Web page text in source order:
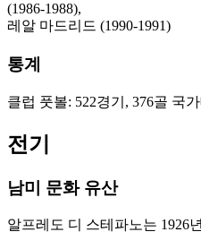
(1986-1988),
레알 마드리드 (1990-1991)
통계
클럽 풋볼: 522경기, 376골 국
전기
남미 문화 유산
알프레도 디 스테파노는 1926